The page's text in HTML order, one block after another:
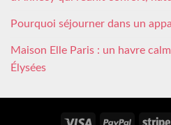
Pourquoi séjourner dans un
Maison Elle Paris : un havre
Élysées
Visa PayPal